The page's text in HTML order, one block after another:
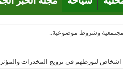
مجتمعية وشروط موضوعية..